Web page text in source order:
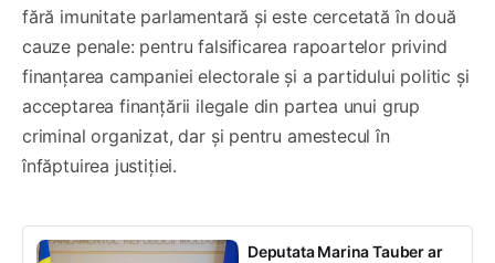
fără imunitate parlamentară și este cercetată în două
cauze penale: pentru falsificarea rapoartelor privind
finanțarea campaniei electorale și a partidului politic și
acceptarea finanțării ilegale din partea unui grup
criminal organizat, dar și pentru amestecul în
înfăptuirea justiției.
Deputata Marina Tauber ar